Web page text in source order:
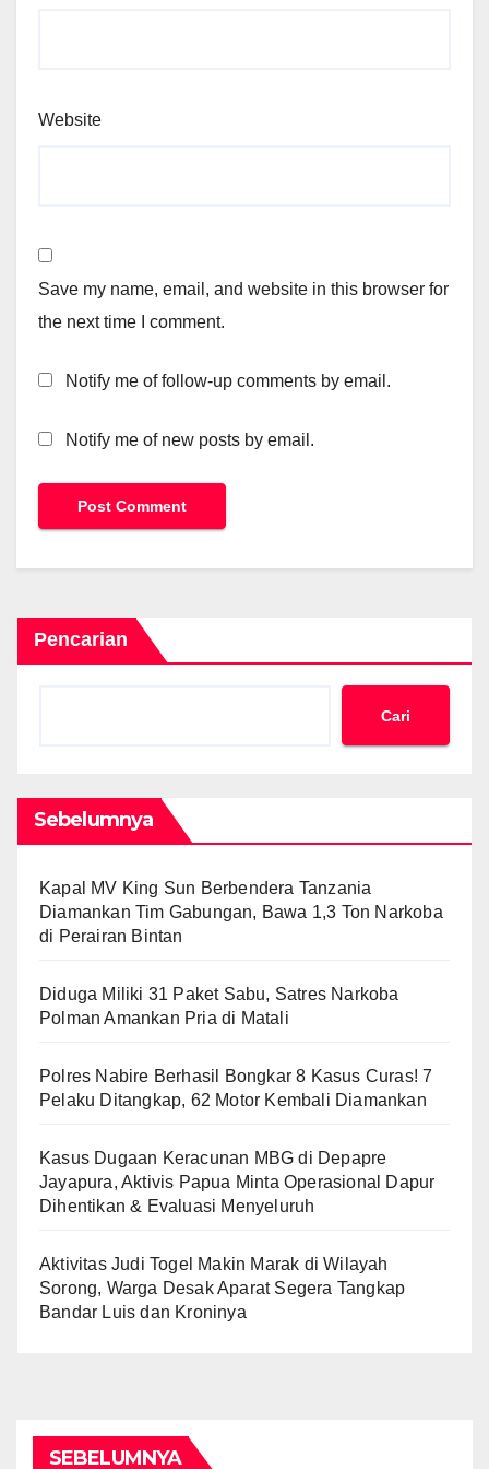
Website
Save my name, email, and website in this browser for
the next time I comment.
Notify me of follow-up comments by email.
Notify me of new posts by email.
Pencarian
Cari
Sebelumnya
Kapal MV King Sun Berbendera Tanzania
Diamankan Tim Gabungan, Bawa 1,3 Ton Narkoba
di Perairan Bintan
Diduga Miliki 31 Paket Sabu, Satres Narkoba
Polman Amankan Pria di Matali
Polres Nabire Berhasil Bongkar 8 Kasus Curas! 7
Pelaku Ditangkap, 62 Motor Kembali Diamankan
Kasus Dugaan Keracunan MBG di Depapre
Jayapura, Aktivis Papua Minta Operasional Dapur
Dihentikan & Evaluasi Menyeluruh
Aktivitas Judi Togel Makin Marak di Wilayah
Sorong, Warga Desak Aparat Segera Tangkap
Bandar Luis dan Kroninya
SEBELUMNYA